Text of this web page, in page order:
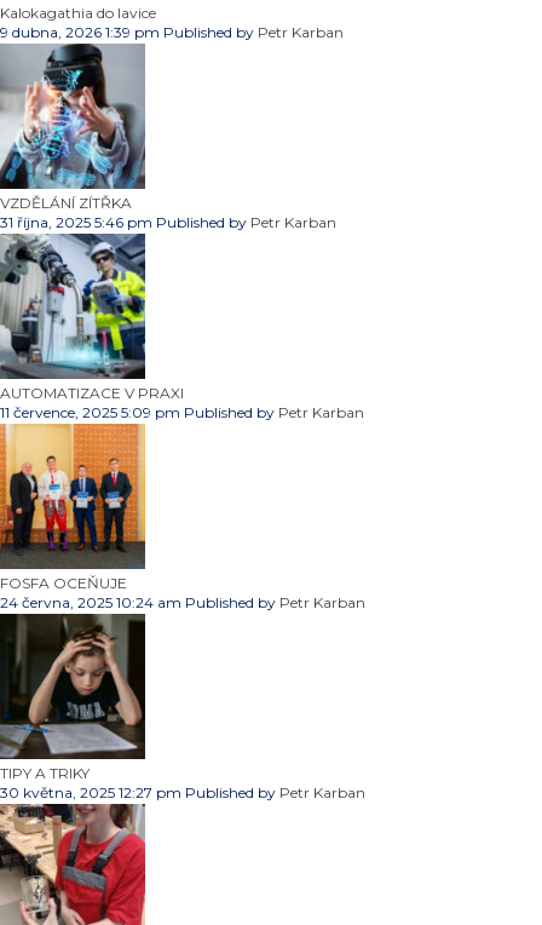
Kalokagathia do lavice
9 dubna, 2026 1:39 pm Published by Petr Karban
VZDĚLÁNÍ ZÍTŘKA
31 října, 2025 5:46 pm Published by Petr Karban
AUTOMATIZACE V PRAXI
11 července, 2025 5:09 pm Published by Petr Karban
FOSFA OCEŇUJE
24 června, 2025 10:24 am Published by Petr Karban
TIPY A TRIKY
30 května, 2025 12:27 pm Published by Petr Karban